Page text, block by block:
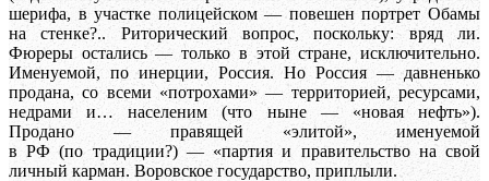
шерифа, в участке полицейском — повешен портрет Обамы
на стенке?.. Риторический вопрос, поскольку: вряд ли.
Фюреры остались — только в этой стране, исключительно.
Именуемой, по инерции, Россия. Но Россия — давненько
продана, со всеми «потрохами» — территорией, ресурсами,
недрами и… населеним (что ныне — «новая нефть»).
Продано — правящей «элитой», именуемой
в РФ (по традиции?) — «партия и правительство на свой
личный карман. Воровское государство, приплыли.